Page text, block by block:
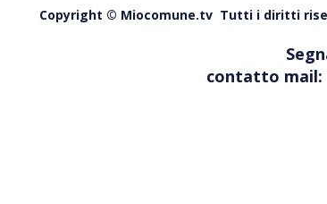
Copyright © Miocomune.tv Tutti i diritti
contatto mail: